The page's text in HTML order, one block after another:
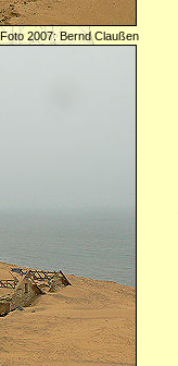
Foto 2007: Bernd Claußen